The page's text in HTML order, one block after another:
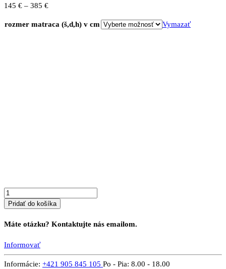
145 € – 385 €Price
145 €
rozmer matraca (š,d,h) v cm Vymazať
Pridať do košíka
Máte otázku? Kontaktujte nás emailom.
Informovať
Informácie: +421 905 845 105 Po - Pia: 8.00 - 18.00